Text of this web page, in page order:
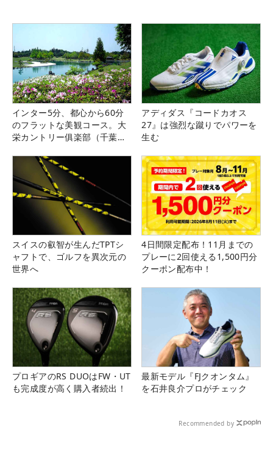
インター5分、都心から60分
のフラットな美観コース。大
栄カントリー俱楽部（千葉
アディダス『コードカオス
27』は強烈な蹴りでパワーを
生む
スイスの叡智が生んだTPTシ
ャフトで、ゴルフを異次元の
世界へ
4日間限定配布！11月までの
プレーに2回使える1,500円分
クーポン配布中！
プロギアのRS DUOはFW・UT
も完成度が高く購入者続出！
最新モデル『FJクオンタム』
を石井良介プロがチェック
Recommended by